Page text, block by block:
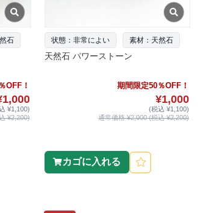
石
OFF！
¥1,100)
¥2,200)
状態：非常によい 素材：天然石
天然石 パワーストーン
期間限定50％OFF！
¥1,000
(税込 ¥1,100)
通常価格 ¥2,000 (税込 ¥2,200)
カゴに入れる